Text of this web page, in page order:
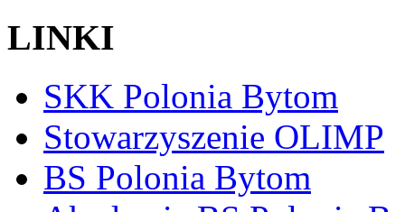
LINKI
SKK Polonia Bytom
Stowarzyszenie OLIMP
BS Polonia Bytom